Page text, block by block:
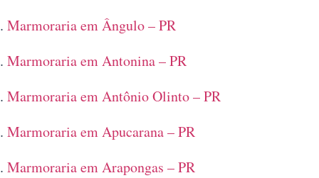
Marmoraria em Ângulo – PR
Marmoraria em Antonina – PR
Marmoraria em Antônio Olinto – PR
Marmoraria em Apucarana – PR
Marmoraria em Arapongas – PR